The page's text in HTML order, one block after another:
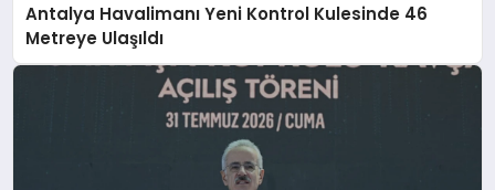
Antalya Havalimanı Yeni Kontrol Kulesinde 46
Metreye Ulaşıldı